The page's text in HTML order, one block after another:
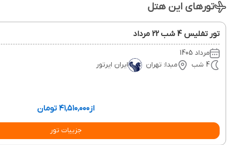
تورهای این هتل
تور تفلیس 4 شب 22 مرداد
مرداد 1405
4 شب
مبدا: تهران ایران ایرتور
از۴۱٬۵۱۰٬۰۰۰ تومان
جزییات تور